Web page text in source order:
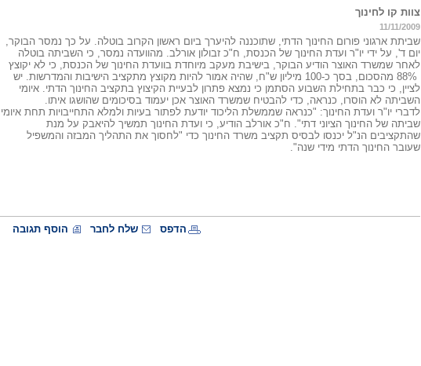
צוות קו לחינוך
11/11/2009
שביתת ארגוני פורום החינוך הדתי, שתוכננה להיערך ביום ראשון הקרוב בוטלה. על כך נמסר הבוקר,
יום ד', על ידי יו"ר ועדת החינוך של הכנסת, ח"כ זבולון אורלב. מהוועדה נמסר, כי השביתה בוטלה
לאחר שמשרד האוצר הודיע הבוקר, בישיבת מעקב מיוחדת בוועדת החינוך של הכנסת, כי לא יקוצץ
88% מהסכום, בסך כ-100 מיליון ש"ח, שהיה אמור להיות מקוצץ מתקציב הישיבות והמדרשות. יש
לציין, כי כבר בתחילת השבוע הסתמן כי נמצא פתרון לבעיית הקיצוץ בתקציב החינוך הדתי. איומי
השביתה לא הוסרו, כנראה, כדי להבטיח שמשרד האוצר אכן יעמוד בסיכומים שהושגו איתו.
לדברי יו"ר ועדת החינוך: "כנראה שממשלת הליכוד יודעת לפתור בעיות ולמלא התחייבויות תחת איומי
שביתה של החינוך הציוני דתי". ח"כ אורלב הודיע, כי ועדת החינוך תמשיך להיאבק על מנת
שהתקציבים הנ"ל יכנסו לבסיס תקציב משרד החינוך כדי "לחסוך את התהליך המבזה והמשפיל
שעובר החינוך הדתי מידי שנה".
הדפס שלח לחבר הוסף תגובה